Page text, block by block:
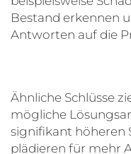
Bestand erkennen
Antworten auf die
Ähnliche Schlüsse
mögliche
signifikant höheren
plädieren für mehr